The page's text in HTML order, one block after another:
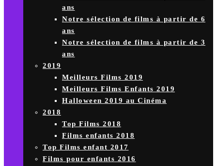
ans
Notre sélection de films à partir de 6
ans
Notre sélection de films à partir de 3
ans
2019
Meilleurs Films 2019
Meilleurs Films Enfants 2019
Halloween 2019 au Cinéma
2018
Top Films 2018
Films enfants 2018
Top Films enfant 2017
Films pour enfants 2016